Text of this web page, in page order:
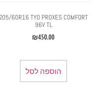
205/60R16 TYO PROXES COMFORT
96V TL
₪450.00
הוספה לסל